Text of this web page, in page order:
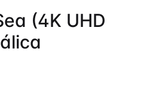
(4K UHD